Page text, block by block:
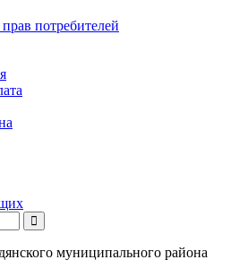
потребителей
муниципального района